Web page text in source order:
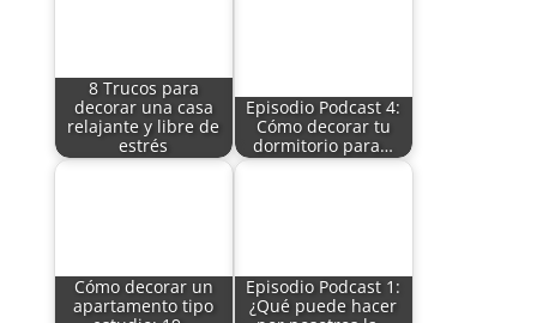
8 Trucos para
decorar una casa
relajante y libre de
estrés
Episodio Podcast 4:
Cómo decorar tu
dormitorio para…
Cómo decorar un
apartamento tipo
Episodio Podcast 1:
¿Qué puede hacer